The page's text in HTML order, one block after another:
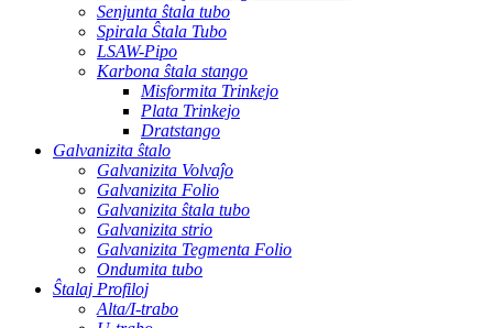
Senjunta ŝtala tubo
Spirala Ŝtala Tubo
LSAW-Pipo
Karbona ŝtala stango
Misformita Trinkejo
Plata Trinkejo
Dratstango
Galvanizita ŝtalo
Galvanizita Volvaĵo
Galvanizita Folio
Galvanizita ŝtala tubo
Galvanizita strio
Galvanizita Tegmenta Folio
Ondumita tubo
Ŝtalaj Profiloj
Alta/I-trabo